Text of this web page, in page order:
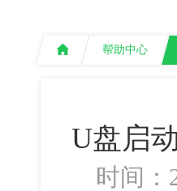
帮助中心
U盘启
时间：